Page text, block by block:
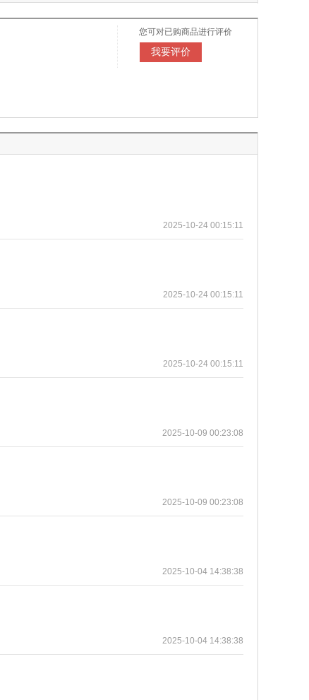
您可对已购商品进行评价
我要评价
2025-10-24 00:15:11
2025-10-24 00:15:11
2025-10-24 00:15:11
2025-10-09 00:23:08
2025-10-09 00:23:08
2025-10-04 14:38:38
2025-10-04 14:38:38